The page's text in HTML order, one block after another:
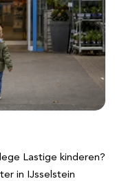
Lastige kinderen?
in IJsselstein